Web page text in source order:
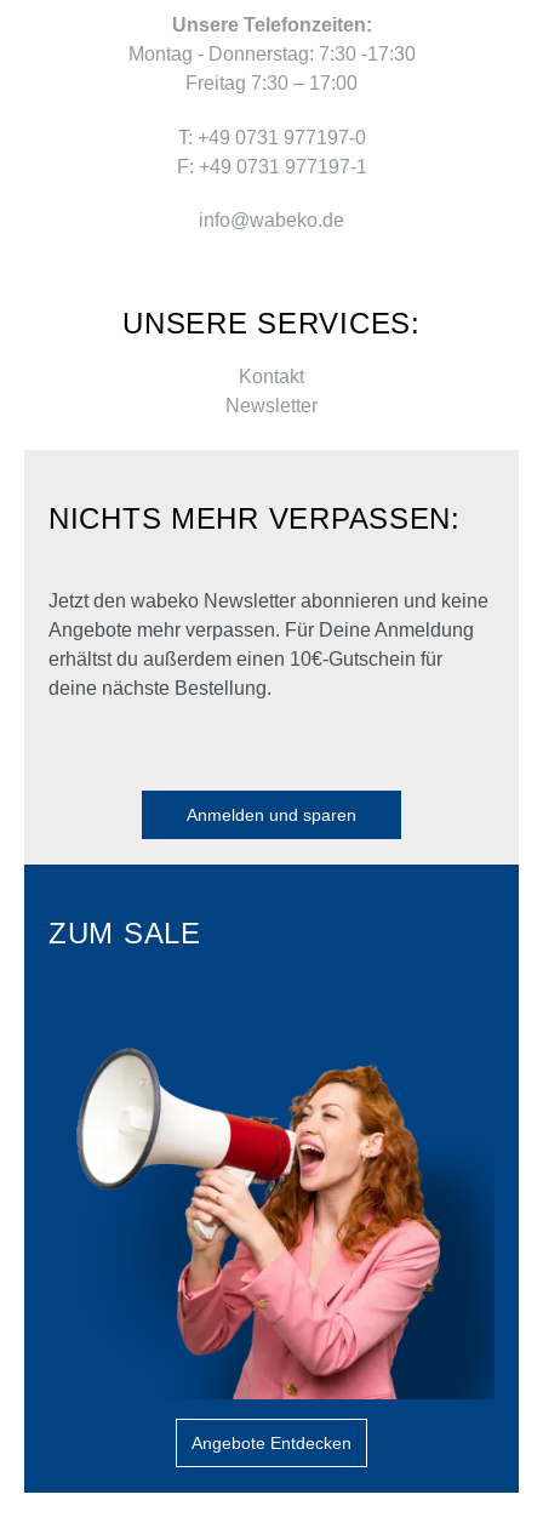
Unsere Telefonzeiten:
Montag - Donnerstag: 7:30 -17:30
Freitag 7:30 – 17:00
T: +49 0731 977197-0
F: +49 0731 977197-1
info@wabeko.de
UNSERE SERVICES:
Kontakt
Newsletter
NICHTS MEHR VERPASSEN:
Jetzt den wabeko Newsletter abonnieren und keine
Angebote mehr verpassen. Für Deine Anmeldung
erhältst du außerdem einen 10€-Gutschein für
deine nächste Bestellung.
Anmelden und sparen
ZUM SALE
Angebote Entdecken